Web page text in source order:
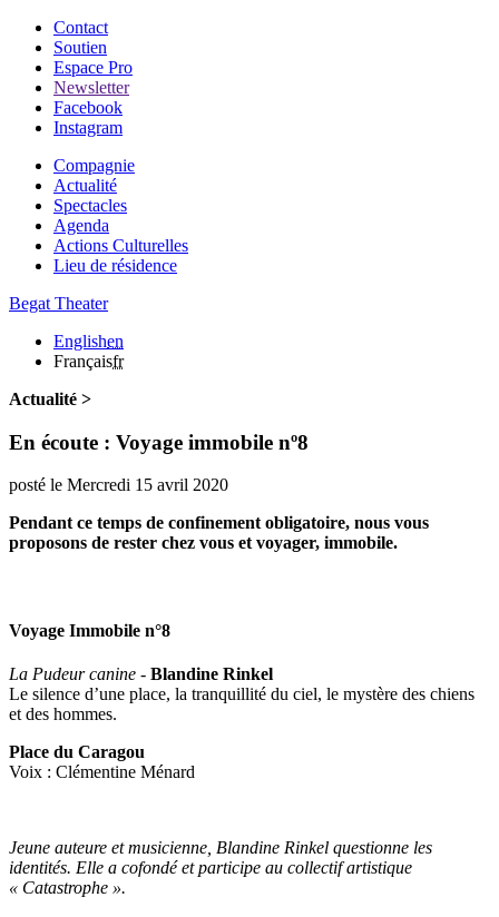
Contact
Soutien
Espace Pro
Newsletter
Facebook
Instagram
Compagnie
Actualité
Spectacles
Agenda
Actions Culturelles
Lieu de résidence
Begat Theater
Englishen
Françaisfr
Actualité >
En écoute : Voyage immobile nº8
posté le Mercredi 15 avril 2020
Pendant ce temps de confinement obligatoire, nous vous
proposons de rester chez vous et voyager, immobile.
Voyage Immobile n°8
La Pudeur canine - Blandine Rinkel
Le silence d’une place, la tranquillité du ciel, le mystère des chiens
et des hommes.
Place du Caragou
Voix : Clémentine Ménard
Jeune auteure et musicienne, Blandine Rinkel questionne les
identités. Elle a cofondé et participe au collectif artistique
« Catastrophe ».